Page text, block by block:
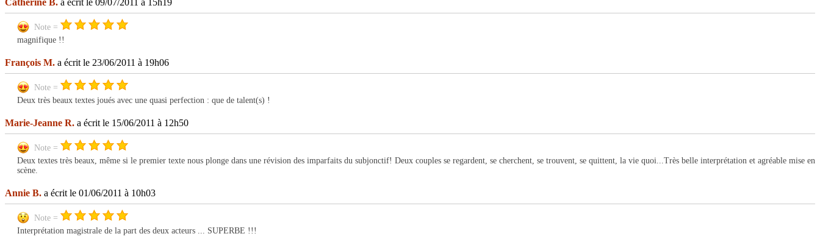
Catherine B. a écrit le 09/07/2011 à 15h19
Note =
magnifique !!
François M. a écrit le 23/06/2011 à 19h06
Note =
Deux très beaux textes joués avec une quasi perfection : que de talent(s) !
Marie-Jeanne R. a écrit le 15/06/2011 à 12h50
Note =
Deux textes très beaux, même si le premier texte nous plonge dans une révision des imparfaits du subjonctif! Deux couples se regardent, se cherchent, se trouvent, se quittent, la vie quoi...Très belle interprétation et agréable mise en
scène.
Annie B. a écrit le 01/06/2011 à 10h03
Note =
Interprétation magistrale de la part des deux acteurs ... SUPERBE !!!